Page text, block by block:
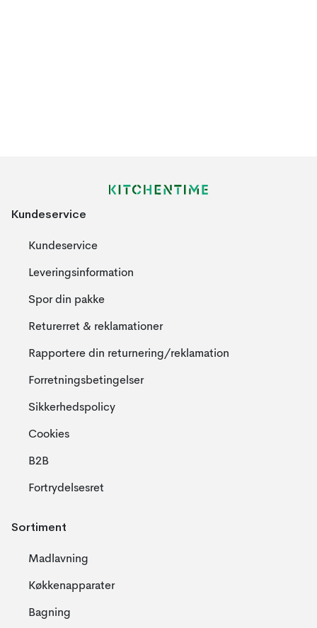
Kundeservice
Kundeservice
Leveringsinformation
Spor din pakke
Returerret & reklamationer
Rapportere din returnering/reklamation
Forretningsbetingelser
Sikkerhedspolicy
Cookies
B2B
Fortrydelsesret
Sortiment
Madlavning
Køkkenapparater
Bagning